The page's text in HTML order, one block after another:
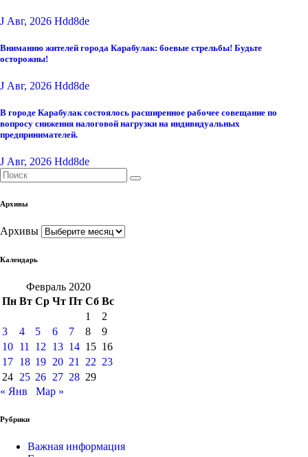
J Авг, 2026 Hdd8de
Вниманию жителей города Карабулак: боевые стрельбы! Будьте
осторожны!
J Авг, 2026 Hdd8de
В городе Карабулак состоялось расширенное рабочее совещание по
вопросу снижения налоговой нагрузки на индивидуальных
предпринимателей.
J Авг, 2026 Hdd8de
Архивы
Архивы
Календарь
Февраль 2020
Пн Вт Ср Чт Пт Сб Вс
1
2
3
4 5 6 7 8
9
10 11 12 13 14 15 16
17 18 19 20 21 22 23
24 25 26 27 28 29
« Янв
Мар »
Рубрики
Важная информация